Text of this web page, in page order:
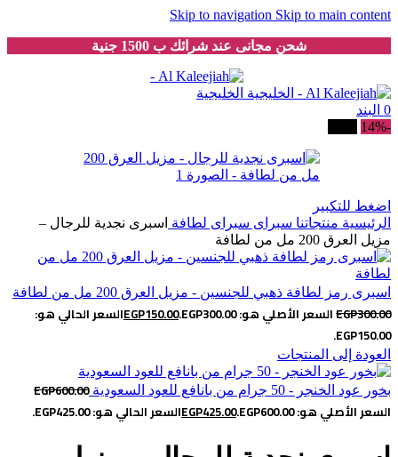
Skip to navigation Skip to main content
شحن مجانى عند شرائك ب 1500 جنية
0 البند
-14%
اضغط للتكبير
الرئيسية منتجاتنا سبراى سبراى لطافة اسبرى نجدية للرجال –
مزيل العرق 200 مل من لطافة
اسبرى رمز لطافة ذهبي للجنسين - مزيل العرق 200 مل من لطافة
EGP300.00 السعر الأصلي هو: EGP300.00. EGP150.00
السعر الحالي هو:
EGP150.00.
العودة إلى المنتجات
بخور عود الخنجر - 50 جرام من بانافع للعود السعودية EGP600.00
السعر الأصلي هو: EGP600.00.
EGP425.00 السعر الحالي هو: EGP425.00.